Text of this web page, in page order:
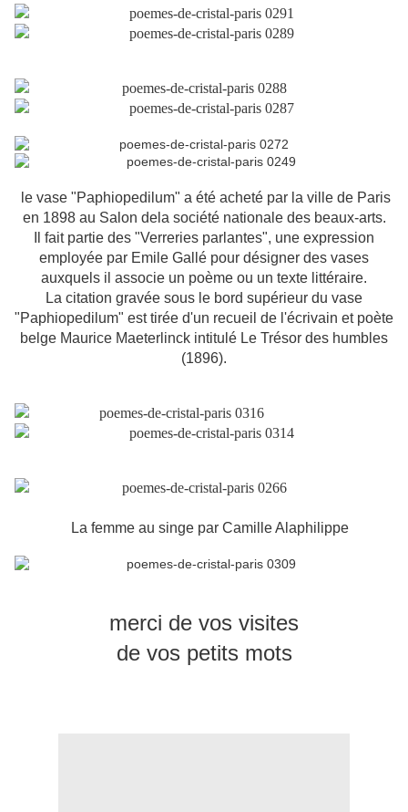
le vase "Paphiopedilum" a été acheté par la ville de Paris
en 1898 au Salon dela société nationale des beaux-arts.
Il fait partie des "Verreries parlantes", une expression
employée par Emile Gallé pour désigner des vases
auxquels il associe un poème ou un texte littéraire.
La citation gravée sous le bord supérieur du vase
"Paphiopedilum" est tirée d'un recueil de l'écrivain et poète
belge Maurice Maeterlinck intitulé Le Trésor des humbles
(1896).
La femme au singe par Camille Alaphilippe
merci de vos visites
de vos petits mots